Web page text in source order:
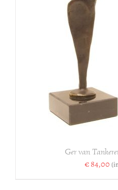
Ger van
€84,00